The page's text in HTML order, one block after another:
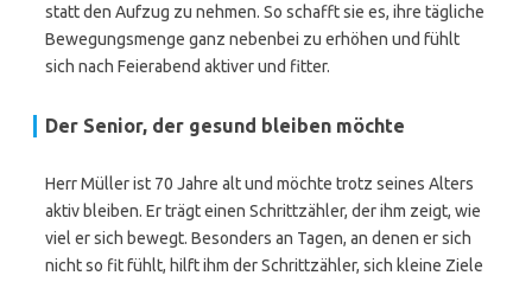
statt den Aufzug zu nehmen. So schafft sie es, ihre tägliche
Bewegungsmenge ganz nebenbei zu erhöhen und fühlt
sich nach Feierabend aktiver und fitter.
Der Senior, der gesund bleiben möchte
Herr Müller ist 70 Jahre alt und möchte trotz seines Alters
aktiv bleiben. Er trägt einen Schrittzähler, der ihm zeigt, wie
viel er sich bewegt. Besonders an Tagen, an denen er sich
nicht so fit fühlt, hilft ihm der Schrittzähler, sich kleine Ziele